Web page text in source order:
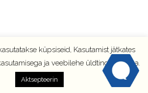
küpsiseid, Kasutamist jätkates
ja veebilehe üldtingimustega.
Aktsepteerin